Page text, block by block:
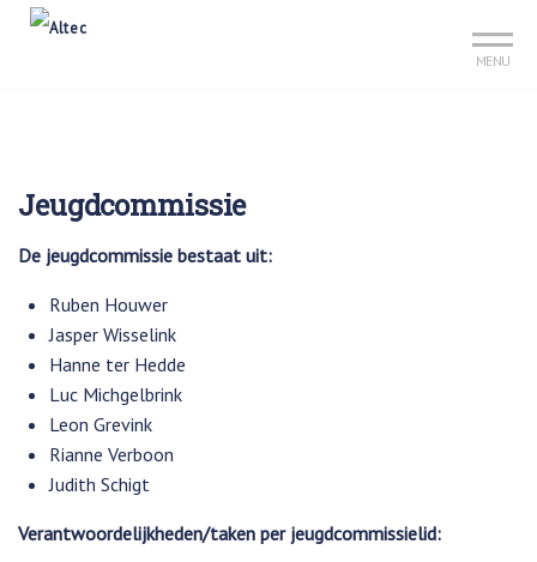
Sign up?
MENU
Jeugdcommissie
De jeugdcommissie bestaat uit:
Ruben Houwer
Jasper Wisselink
Hanne ter Hedde
Luc Michgelbrink
Leon Grevink
Rianne Verboon
Judith Schigt
Verantwoordelijkheden/taken per jeugdcommissielid: